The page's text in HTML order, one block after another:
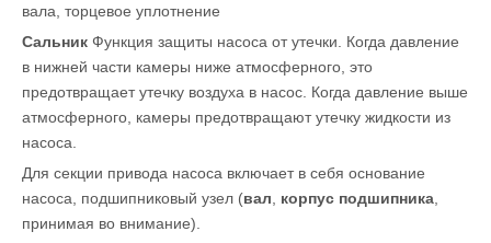
вала, торцевое уплотнение
Сальник Функция защиты насоса от утечки. Когда давление
в нижней части камеры ниже атмосферного, это
предотвращает утечку воздуха в насос. Когда давление выше
атмосферного, камеры предотвращают утечку жидкости из
насоса.
Для секции привода насоса включает в себя основание
насоса, подшипниковый узел (вал корпус подшипника
принимая во внимание).